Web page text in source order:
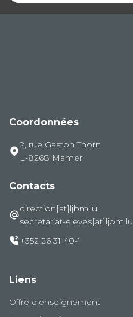
Coordonnées
2, rue Gaston Thorn
L-8268 Mamer
Contacts
direction[at]ljbm.lu
secretariat-eleves[at]ljbm.lu
+352 26 31 40-1
Liens
Offre d'enseignement